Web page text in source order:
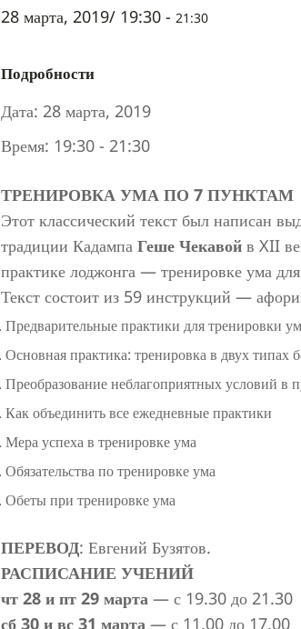
28 марта, 2019/ 19:30 - 21:30
Подробности
Дата: 28 марта, 2019
Время: 19:30 - 21:30
ТРЕНИРОВКА УМА ПО 7 ПУНКТАМ
Этот классический текст был написан
традиции Кадампа Геше Чекавой в XII
практике лоджонга — тренировке ума
Текст состоит из 59 инструкций —
Предварительные практики для тренировки
Основная практика: тренировка в двух типах
Преобразование неблагоприятных условий в
Как объединить все ежедневные практики
Мера успеха в тренировке ума
Обязательства по тренировке ума
Обеты при тренировке ума
ПЕРЕВОД: Евгений Бузятов.
РАСПИСАНИЕ УЧЕНИЙ
чт 28 и пт 29 марта — с 19.30 до 21.30
сб 30 и вс 31 марта — с 11.00 до 17.00